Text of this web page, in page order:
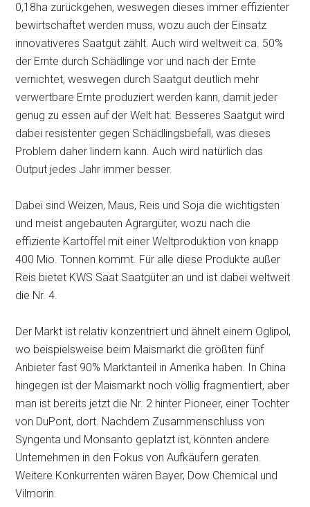
0,18ha zurückgehen, weswegen dieses immer effizienter
bewirtschaftet werden muss, wozu auch der Einsatz
innovativeres Saatgut zählt. Auch wird weltweit ca. 50%
der Ernte durch Schädlinge vor und nach der Ernte
vernichtet, weswegen durch Saatgut deutlich mehr
verwertbare Ernte produziert werden kann, damit jeder
genug zu essen auf der Welt hat. Besseres Saatgut wird
dabei resistenter gegen Schädlingsbefall, was dieses
Problem daher lindern kann. Auch wird natürlich das
Output jedes Jahr immer besser.
Dabei sind Weizen, Maus, Reis und Soja die wichtigsten
und meist angebauten Agrargüter, wozu nach die
effiziente Kartoffel mit einer Weltproduktion von knapp
400 Mio. Tonnen kommt. Für alle diese Produkte außer
Reis bietet KWS Saat Saatgüter an und ist dabei weltweit
die Nr. 4.
Der Markt ist relativ konzentriert und ähnelt einem Oglipol,
wo beispielsweise beim Maismarkt die größten fünf
Anbieter fast 90% Marktanteil in Amerika haben. In China
hingegen ist der Maismarkt noch völlig fragmentiert, aber
man ist bereits jetzt die Nr. 2 hinter Pioneer, einer Tochter
von DuPont, dort. Nachdem Zusammenschluss von
Syngenta und Monsanto geplatzt ist, könnten andere
Unternehmen in den Fokus von Aufkäufern geraten.
Weitere Konkurrenten wären Bayer, Dow Chemical und
Vilmorin.